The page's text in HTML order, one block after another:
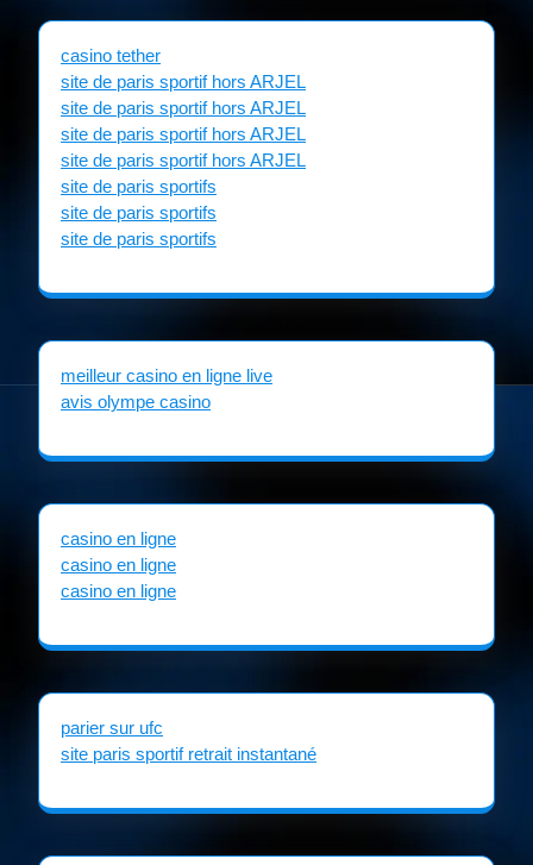
casino tether
site de paris sportif hors ARJEL
site de paris sportif hors ARJEL
site de paris sportif hors ARJEL
site de paris sportif hors ARJEL
site de paris sportifs
site de paris sportifs
site de paris sportifs
meilleur casino en ligne live
avis olympe casino
casino en ligne
casino en ligne
casino en ligne
parier sur ufc
site paris sportif retrait instantané